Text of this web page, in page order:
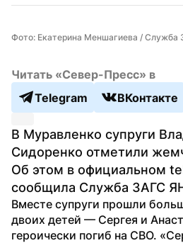
Фото: Екатерина Меншагиева /
Читать «Север-Пресс» в
Telegram
ВКонтакте
В Муравленко супруги
Сидоренко отметили
Об этом в официальном
сообщила Служба ЗАГС
Вместе супруги прошли
двоих детей — Сергея и
героически погиб на СВО.